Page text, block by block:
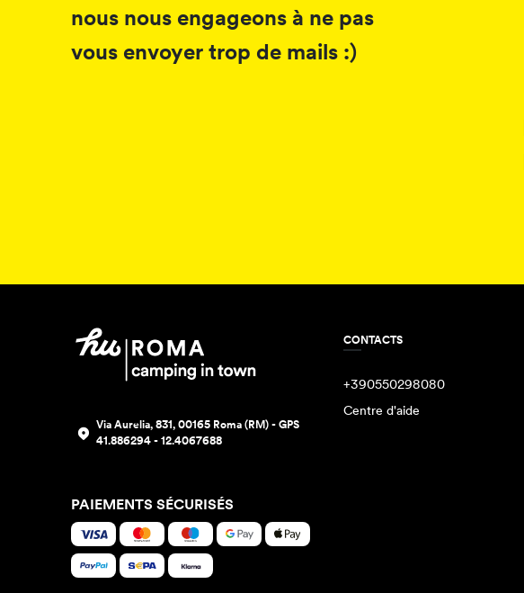
nous nous engageons à ne pas
vous envoyer trop de mails :)
Via Aurelia, 831, 00165 Roma (RM) - GPS
41.886294 - 12.4067688
PAIEMENTS SÉCURISÉS
CONTACTS
+390550298080
Centre d'aide